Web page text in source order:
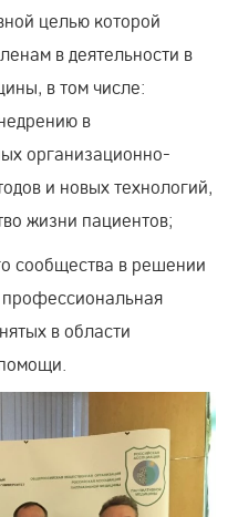
целью которой
в деятельности в
в том числе:
в
организационно-
и новых технологий,
жизни пациентов;
сообщества в решении
в области